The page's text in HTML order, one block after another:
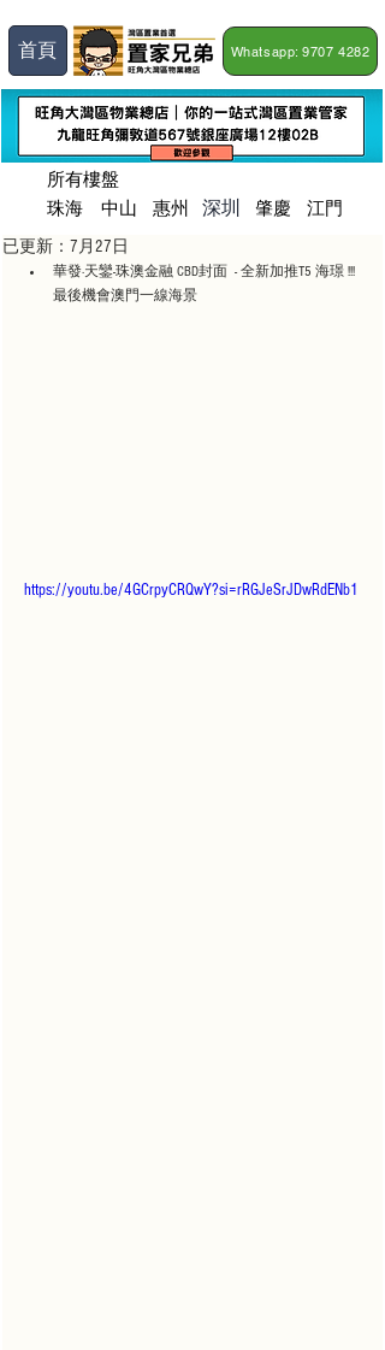
首頁 Whatsapp: 9707 4282
所有樓盤
珠海
​中山 惠州 深圳 肇慶 江門
已更新： 7月27日
華發·天鑾-珠澳金融 CBD封面  - 全新加推T5 海璟 !!!
最後機會澳門一線海景
https://youtu.be/4GCrpyCRQwY?si=rRGJeSrJDwRdENb1